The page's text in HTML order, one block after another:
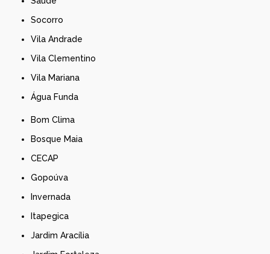
Socorro
Vila Andrade
Vila Clementino
Vila Mariana
Água Funda
Bom Clima
Bosque Maia
CECAP
Gopoúva
Invernada
Itapegica
Jardim Aracília